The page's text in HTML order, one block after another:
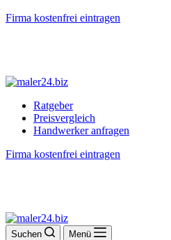
Firma kostenfrei eintragen
Ratgeber
Preisvergleich
Handwerker anfragen
Firma kostenfrei eintragen
Suchen Menü